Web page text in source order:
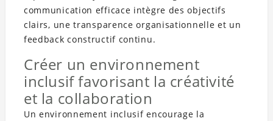
communication efficace intègre des objectifs
clairs, une transparence organisationnelle et un
feedback constructif continu.
Créer un environnement
inclusif favorisant la créativité
et la collaboration
Un environnement inclusif encourage la